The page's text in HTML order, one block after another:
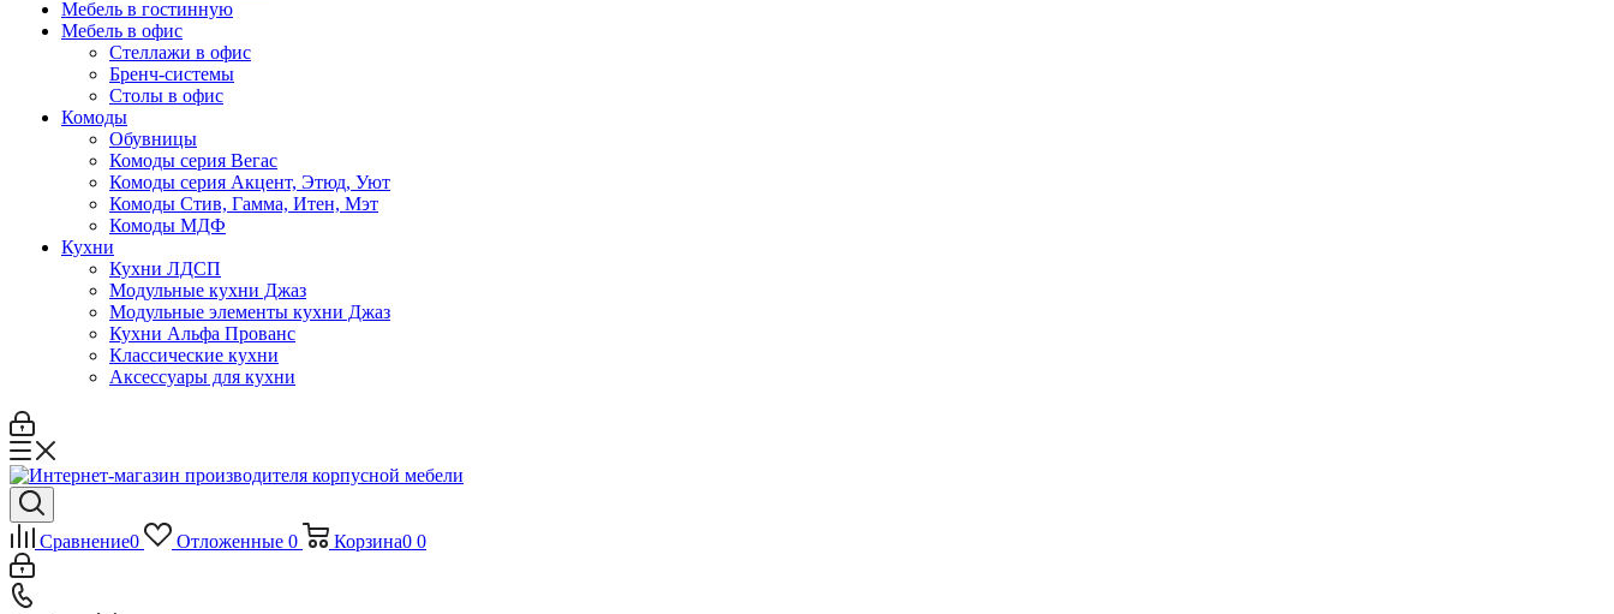
Мебель в гостинную
Мебель в офис
Стеллажи в офис
Бренч-системы
Столы в офис
Комоды
Обувницы
Комоды серия Вегас
Комоды серия Акцент, Этюд, Уют
Комоды Стив, Гамма, Итен, Мэт
Комоды МДФ
Кухни
Кухни ЛДСП
Модульные кухни Джаз
Модульные элементы кухни Джаз
Кухни Альфа Прованс
Классические кухни
Аксессуары для кухни
Сравнение0 Отложенные 0 Корзина0 0